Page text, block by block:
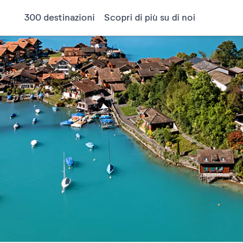
300 destinazioni Scopri di più su di noi